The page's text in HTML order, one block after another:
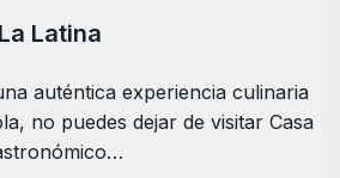
Latina
auténtica experiencia culinaria
no puedes dejar de visitar Casa